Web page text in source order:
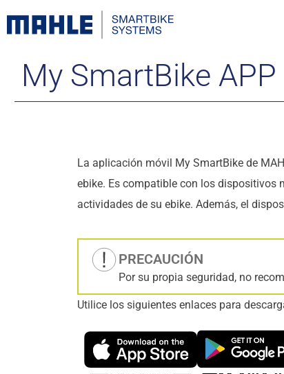
My SmartBike APP
La aplicación móvil My SmartBike de
ebike. Es compatible con los dispositivos
actividades de su ebike. Además, el
PRECAUCIÓN
Por su propia seguridad, no
Utilice los siguientes enlaces para